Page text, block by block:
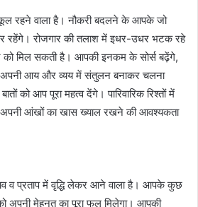
रहने वाला है। नौकरी बदलने के आपके जो
रहेंगे। रोजगार की तलाश में इधर-उधर भटक रहे
मिल सकती है। आपकी इनकम के सोर्स बढ़ेंगे,
आय और व्यय में संतुलन बनाकर चलना
को आप पूरा महत्व देंगे। पारिवारिक रिश्तों में
आंखों का खास ख्याल रखने की आवश्यकता
व प्रताप में वृद्धि लेकर आने वाला है। आपके कुछ
अपनी मेहनत का पूरा फल मिलेगा। आपकी